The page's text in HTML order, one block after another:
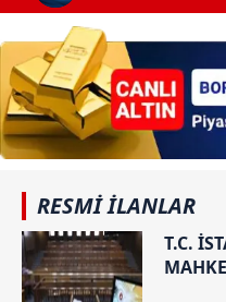
RESMİ İLANLAR
T.C.